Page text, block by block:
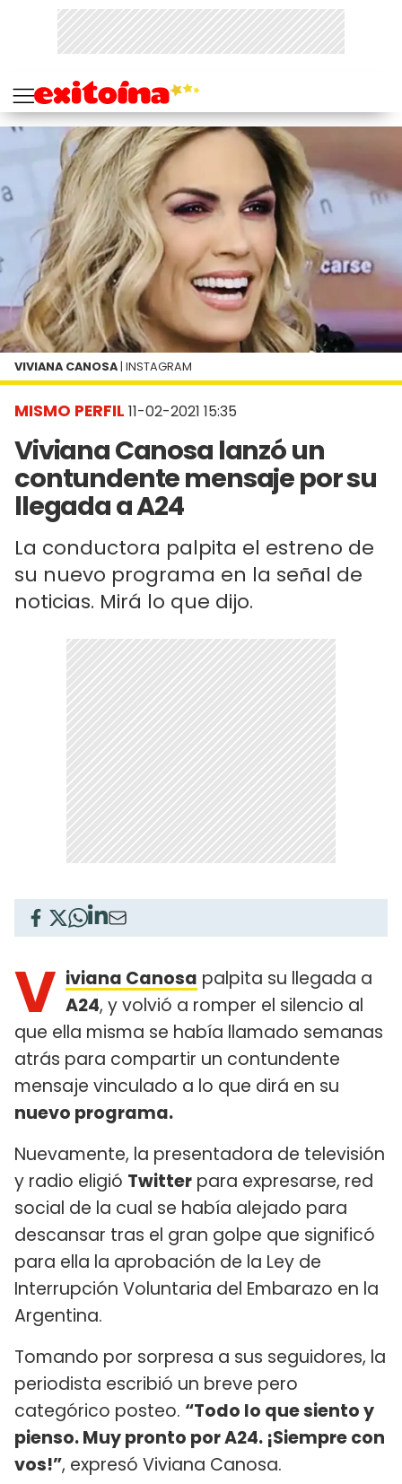
MISMO PERFIL 11-02-2021 15:35
Viviana Canosa lanzó un
contundente mensaje por su
llegada a A24
La conductora palpita el estreno de
su nuevo programa en la señal de
noticias. Mirá lo que dijo.
VIVIANA CANOSA | INSTAGRAM
V iviana Canosa palpita su llegada a
A24, y volvió a romper el silencio al
que ella misma se había llamado semanas
atrás para compartir un contundente
mensaje vinculado a lo que dirá en su
nuevo programa.
Nuevamente, la presentadora de televisión
y radio eligió Twitter para expresarse, red
social de la cual se había alejado para
descansar tras el gran golpe que significó
para ella la aprobación de la Ley de
Interrupción Voluntaria del Embarazo en la
Argentina.
Tomando por sorpresa a sus seguidores, la
periodista escribió un breve pero
categórico posteo. “Todo lo que siento y
pienso. Muy pronto por A24. ¡Siempre con
vos!”, expresó Viviana Canosa.